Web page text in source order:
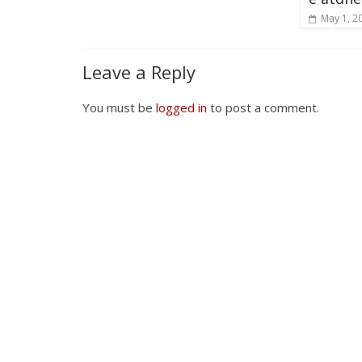
May 1,
Leave a Reply
You must be logged in to post a comment.